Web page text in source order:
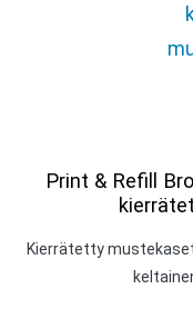
Print & Refill
Kierrätetty